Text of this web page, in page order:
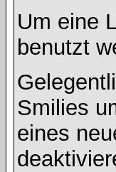
Um eine
benutzt
Smilies
eines